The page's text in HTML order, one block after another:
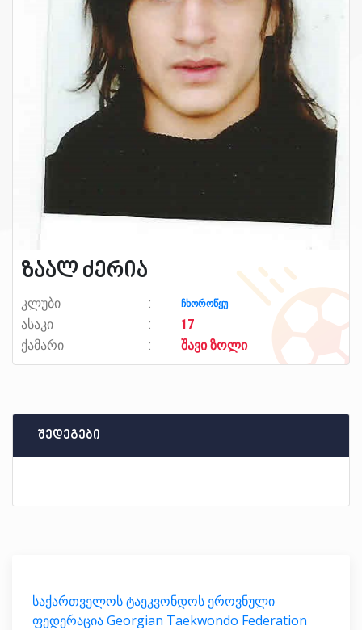
ზაალ ძერია
კლუბი ჩხოროწყუ
ასაკი
17
ქამარი
შავი ზოლი
შედეგები
საქართველოს ტაეკვონდოს ეროვნული
ფედერაცია Georgian Taekwondo Federation